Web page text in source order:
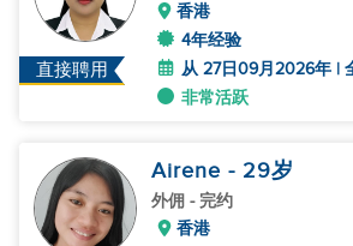
直接聘用
香港
4年经验
从 27日09月2026年 |
非常活跃
Airene - 29岁
外佣 - 完约
香港